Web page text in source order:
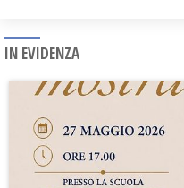
IN EVIDENZA